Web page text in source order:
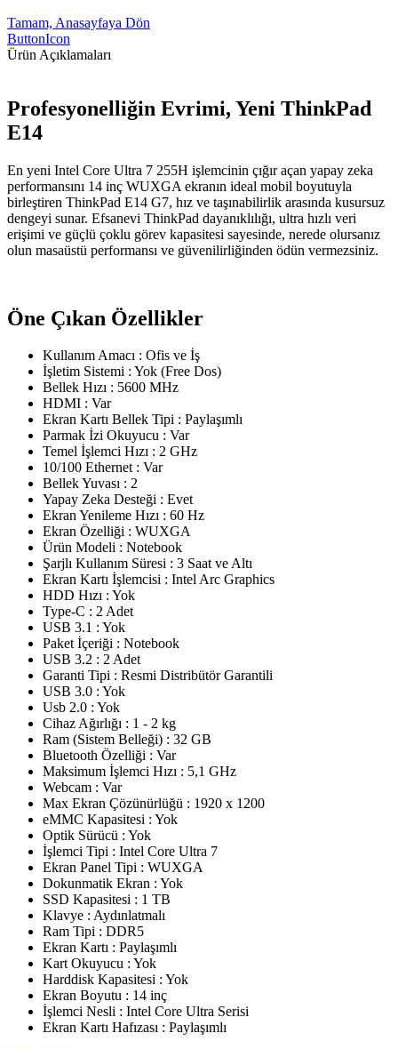
Tamam, Anasayfaya Dön
ButtonIcon
Ürün Açıklamaları
Profesyonelliğin Evrimi, Yeni ThinkPad
E14
En yeni Intel Core Ultra 7 255H işlemcinin çığır açan yapay zeka
performansını 14 inç WUXGA ekranın ideal mobil boyutuyla
birleştiren ThinkPad E14 G7, hız ve taşınabilirlik arasında kusursuz
dengeyi sunar. Efsanevi ThinkPad dayanıklılığı, ultra hızlı veri
erişimi ve güçlü çoklu görev kapasitesi sayesinde, nerede olursanız
olun masaüstü performansı ve güvenilirliğinden ödün vermezsiniz.
Öne Çıkan Özellikler
Kullanım Amacı : Ofis ve İş
İşletim Sistemi : Yok (Free Dos)
Bellek Hızı : 5600 MHz
HDMI : Var
Ekran Kartı Bellek Tipi : Paylaşımlı
Parmak İzi Okuyucu : Var
Temel İşlemci Hızı : 2 GHz
10/100 Ethernet : Var
Bellek Yuvası : 2
Yapay Zeka Desteği : Evet
Ekran Yenileme Hızı : 60 Hz
Ekran Özelliği : WUXGA
Ürün Modeli : Notebook
Şarjlı Kullanım Süresi : 3 Saat ve Altı
Ekran Kartı İşlemcisi : Intel Arc Graphics
HDD Hızı : Yok
Type-C : 2 Adet
USB 3.1 : Yok
Paket İçeriği : Notebook
USB 3.2 : 2 Adet
Garanti Tipi : Resmi Distribütör Garantili
USB 3.0 : Yok
Usb 2.0 : Yok
Cihaz Ağırlığı : 1 - 2 kg
Ram (Sistem Belleği) : 32 GB
Bluetooth Özelliği : Var
Maksimum İşlemci Hızı : 5,1 GHz
Webcam : Var
Max Ekran Çözünürlüğü : 1920 x 1200
eMMC Kapasitesi : Yok
Optik Sürücü : Yok
İşlemci Tipi : Intel Core Ultra 7
Ekran Panel Tipi : WUXGA
Dokunmatik Ekran : Yok
SSD Kapasitesi : 1 TB
Klavye : Aydınlatmalı
Ram Tipi : DDR5
Ekran Kartı : Paylaşımlı
Kart Okuyucu : Yok
Harddisk Kapasitesi : Yok
Ekran Boyutu : 14 inç
İşlemci Nesli : Intel Core Ultra Serisi
Ekran Kartı Hafızası : Paylaşımlı